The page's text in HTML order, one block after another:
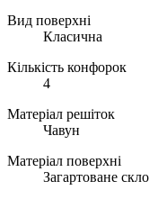
Вид поверхні
Класична
Кількість конфорок
4
Матеріал решіток
Чавун
Матеріал поверхні
Загартоване скло